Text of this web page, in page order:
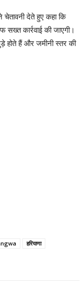
चेतावनी देते हुए कहा कि
सख्त कार्रवाई की जाएगी।
होते हैं और जमीनी स्तर की
हरियाणा